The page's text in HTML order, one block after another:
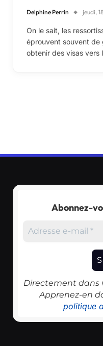
Delphine Perrin jeudi,
On le sait, les
éprouvent souvent
obtenir des visas vers
Abonnez-
Directement dans
Apprenez-en
politique